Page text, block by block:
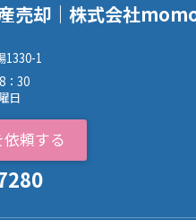
売却｜株式会社
1330-1
：30
日
頼する